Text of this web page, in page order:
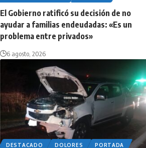
El Gobierno ratificó su decisión de no
ayudar a familias endeudadas: «Es un
problema entre privados»
6 agosto, 2026
DESTACADO DOLORES PORTADA